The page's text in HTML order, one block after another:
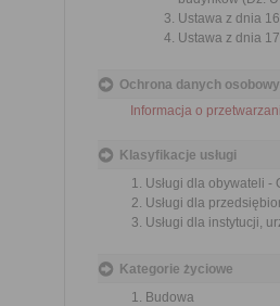
Ustawa z dnia
Ustawa z dnia
Ochrona danych
Informacja o
Klasyfikacje usługi
Usługi dla obywateli
Usługi dla
Usługi dla instytucji,
Kategorie życiowe
Budowa